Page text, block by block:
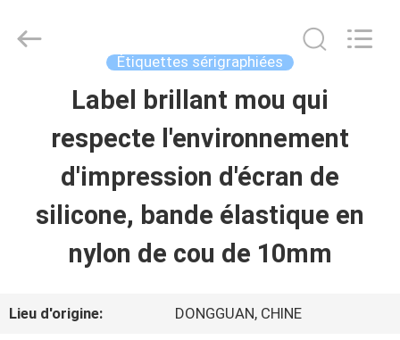
APERÇU
PRODUITS
PROPOS
DE
T&K
Étiquettes sérigraphiées
Label brillant mou qui
respecte l'environnement
d'impression d'écran de
silicone, bande élastique en
nylon de cou de 10mm
Lieu d'origine: DONGGUAN, CHINE